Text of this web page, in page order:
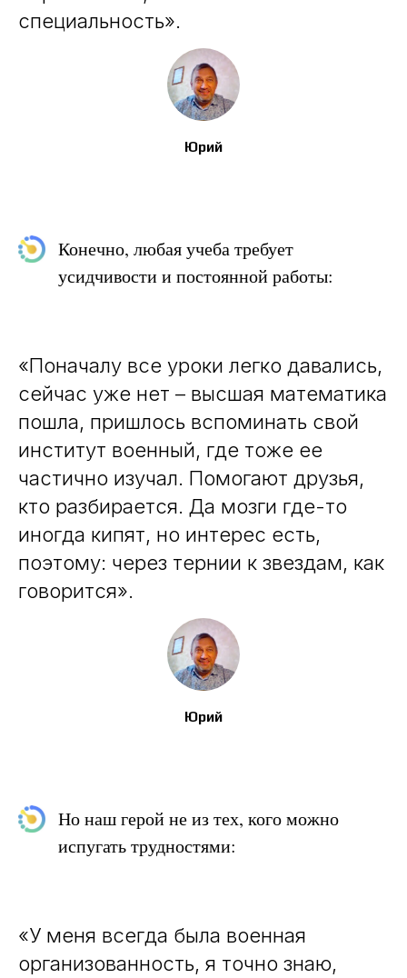
специальность».
Юрий
Конечно, любая учеба требует
усидчивости и постоянной работы:
«Поначалу все уроки легко давались,
сейчас уже нет – высшая математика
пошла, пришлось вспоминать свой
институт военный, где тоже ее
частично изучал. Помогают друзья,
кто разбирается. Да мозги где-то
иногда кипят, но интерес есть,
поэтому: через тернии к звездам, как
говорится».
Юрий
Но наш герой не из тех, кого можно
испугать трудностями:
«У меня всегда была военная
организованность, я точно знаю,